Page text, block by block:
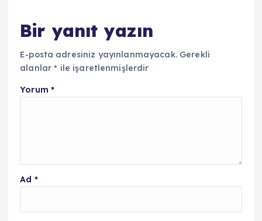
Bir yanıt yazın
E-posta adresiniz yayınlanmayacak. Gerekli
alanlar* ile işaretlenmişlerdir
Yorum *
Ad *